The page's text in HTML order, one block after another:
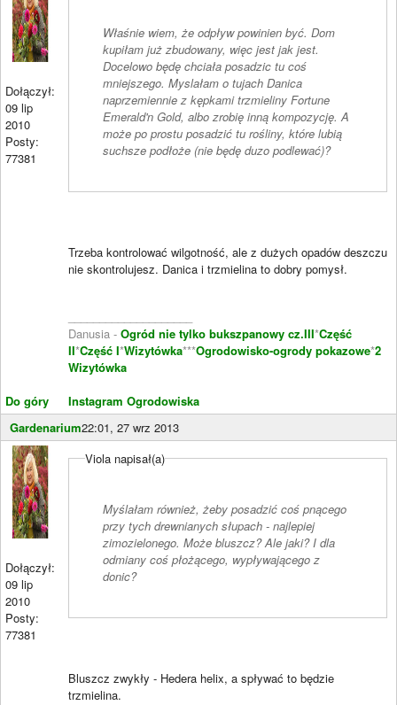
Dołączył:
09 lip
2010
Posty:
77381
Do góry
Właśnie wiem, że odpływ powinien być. Dom
kupiłam już zbudowany, więc jest jak jest.
Docelowo będę chciała posadzic tu coś
mniejszego. Myslałam o tujach Danica
naprzemiennie z kępkami trzmieliny Fortune
Emerald'n Gold, albo zrobię inną kompozycję. A
może po prostu posadzić tu rośliny, które lubią
suchsze podłoże (nie będę duzo podlewać)?
Trzeba kontrolować wilgotność, ale z dużych opadów deszczu
nie skontrolujesz. Danica i trzmielina to dobry pomysł.
Danusia - Ogród nie tylko bukszpanowy cz.III*Część
II*Część I*Wizytówka***Ogrodowisko-ogrody pokazowe*2
Wizytówka
Instagram Ogrodowiska
Gardenarium22:01, 27 wrz 2013
Dołączył:
09 lip
2010
Posty:
77381
Viola napisał(a)
Myślałam również, żeby posadzić coś pnącego
przy tych drewnianych słupach - najlepiej
zimozielonego. Może bluszcz? Ale jaki? I dla
odmiany coś płożącego, wypływającego z
donic?
Bluszcz zwykły - Hedera helix, a spływać to będzie
trzmielina.